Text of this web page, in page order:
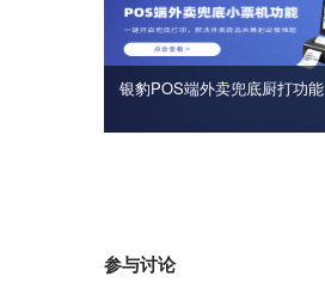
银豹POS端外卖兜底厨打功能
参与讨论